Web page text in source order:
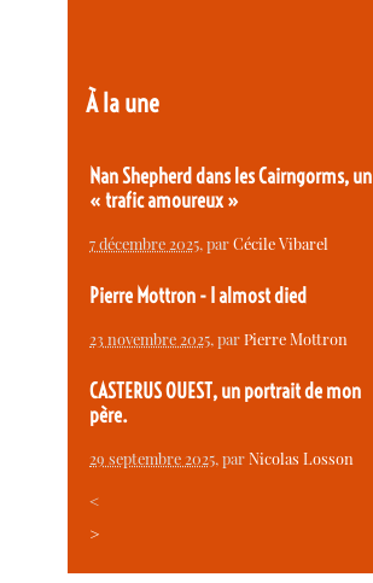
À la une
Nan Shepherd dans les Cairngorms, un
« trafic amoureux »
7 décembre 2025, parCécile Vibarel
Pierre Mottron - I almost died
23 novembre 2025, parPierre Mottron
CASTERUS OUEST, un portrait de mon
père.
29 septembre 2025, parNicolas Losson
<
>